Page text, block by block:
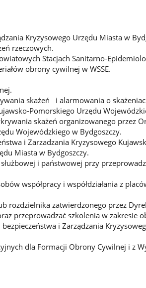
Kryzysowego Urzędu Miasta w
rzeczowych.
Stacjach Sanitarno-
obrony cywilnej w WSSE.
skażeń i alarmowania o
Pomorskiego Urzędu
skażeń organizowanego przez
Wojewódzkiego w Bydgoszczy.
i Zarzadzania Kryzysowego
Miasta w Bydgoszczy.
i państwowej przy
współpracy i współdziałania z
rozdzielnika zatwierdzonego przez
przeprowadzać szkolenia w zakresie
i Zarządzania
dla Formacji Obrony Cywilnej i z